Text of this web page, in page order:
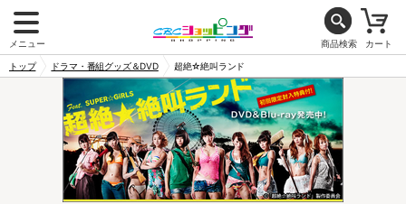
メニュー 商品検索 カート
トップ ドラマ・番組グッズ＆DVD 超絶☆絶叫ランド